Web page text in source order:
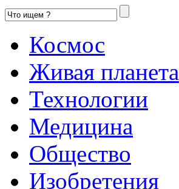
Космос
Живая планета
Технологии
Медицина
Общество
Изобретения